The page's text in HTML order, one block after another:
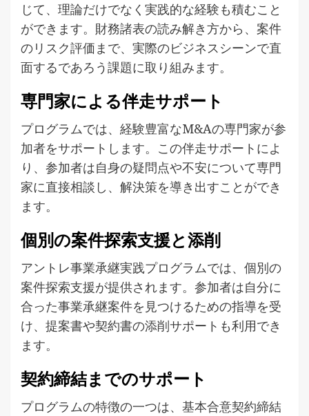
じて、理論だけでなく実践的な経験も積むこと
ができます。財務諸表の読み解き方から、案件
のリスク評価まで、実際のビジネスシーンで直
面するであろう課題に取り組みます。
専門家による伴走サポート
プログラムでは、経験豊富なM&Aの専門家が参
加者をサポートします。この伴走サポートによ
り、参加者は自身の疑問点や不安について専門
家に直接相談し、解決策を導き出すことができ
ます。
個別の案件探索支援と添削
アントレ事業承継実践プログラムでは、個別の
案件探索支援が提供されます。参加者は自分に
合った事業承継案件を見つけるための指導を受
け、提案書や契約書の添削サポートも利用でき
ます。
契約締結までのサポート
プログラムの特徴の一つは、基本合意契約締結